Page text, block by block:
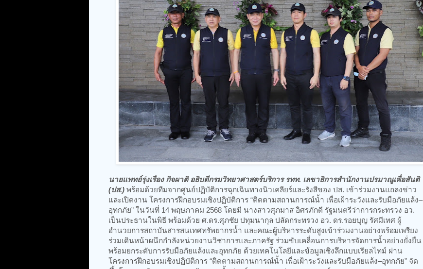
นายแพทย์รุ่งเรือง กิจผาติ อธิบดีกรมวิทยาศาสตร์บริการ รทท. เลขาธิการสำนักงานปรมาณูเพื่อสันติ
(ปส.) พร้อมด้วยทีมจากศูนย์ปฏิบัติการฉุกเฉินทางนิวเคลียร์และรังสีของ ปส. เข้าร่วมงานแถลงข่าว
และเปิดงาน โครงการฝึกอบรมเชิงปฏิบัติการ “ติดตามสถานการณ์น้ำ เพื่อเฝ้าระวังและรับมือภัยแล้ง–
อุทกภัย” ในวันที่ 14 พฤษภาคม 2568 โดยมี นางสาวศุภมาส อิศรภักดี รัฐมนตรีว่าการกระทรวง อว.
เป็นประธานในพิธี พร้อมด้วย ศ.ดร.ศุภชัย ปทุมนากุล ปลัดกระทรวง อว. ดร.รอยบุญ รัศมีเทศ ผู้
อำนวยการสถาบันสารสนเทศทรัพยากรน้ำ และคณะผู้บริหารระดับสูงเข้าร่วมงานอย่างพร้อมเพรียง
ร่วมเดินหน้าผนึกกำลังหน่วยงานวิชาการและภาครัฐ ร่วมขับเคลื่อนการบริหารจัดการน้ำอย่างยั่งยืน
พร้อมยกระดับการรับมือภัยแล้งและอุทกภัย ด้วยเทคโนโลยีและข้อมูลเชิงลึกแบบเรียลไทม์ ผ่าน
โครงการฝึกอบรมเชิงปฏิบัติการ “ติดตามสถานการณ์น้ำ เพื่อเฝ้าระวังและรับมือภัยแล้ง–อุทกภัย” จัด